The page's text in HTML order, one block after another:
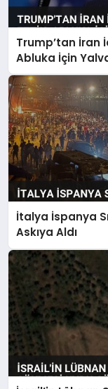
Trump’tan İran
Abluka İçin
İtalya İspanya
Askıya Aldı